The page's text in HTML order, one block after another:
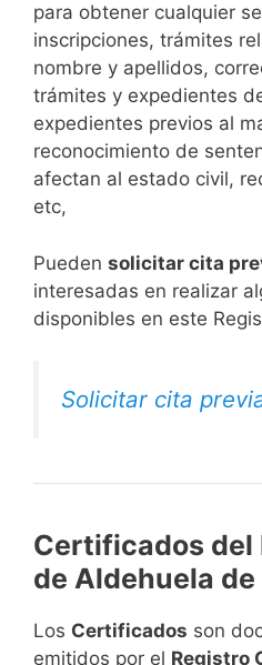
para obtener cualquier
inscripciones, trámites
nombre y apellidos,
trámites y expedientes
expedientes previos al
reconocimiento de
afectan al estado civil,
etc,
​Pueden solicitar cita
interesadas en realizar
disponibles en este
Solicitar cita
Certificados del
de Aldehuela
Los Certificados son
emitidos por el Registro